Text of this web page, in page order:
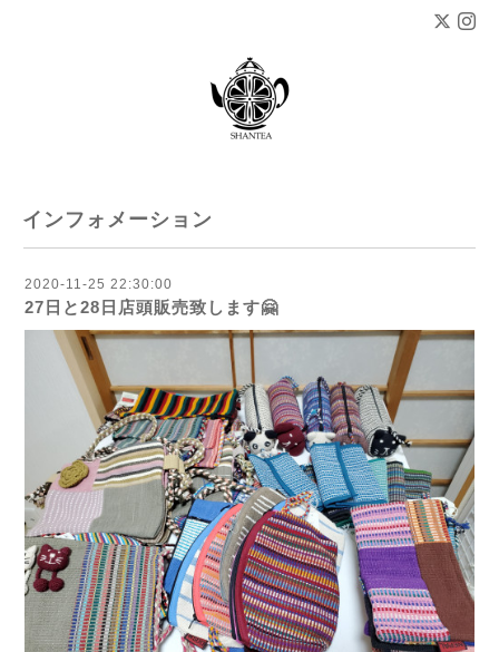
インフォメーション
2020-11-25 22:30:00
27日と28日店頭販売致します🤗